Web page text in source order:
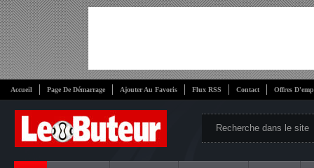
Accueil Page De Démarrage Ajouter Au Favoris Flux RSS Contact Offres